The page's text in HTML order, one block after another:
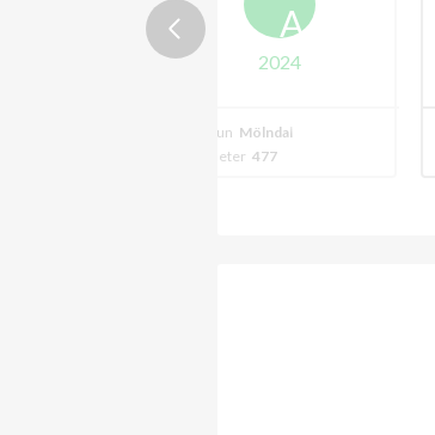
A
2024
Kommun Mölndal
Lägenheter 477